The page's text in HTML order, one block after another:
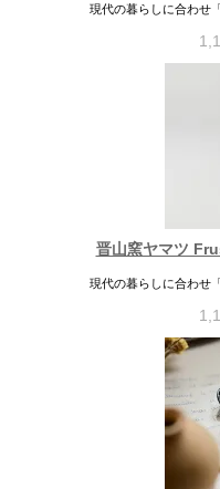
現代の暮らしに合わせ
晋山窯ヤマツ
現代の暮らしに合わせ